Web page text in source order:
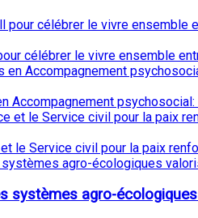
célébrer le vivre ensemble
Accompagnement
le Service civil pour la paix
systèmes agro-